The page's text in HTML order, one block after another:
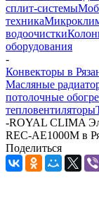
сплит-системы
техника
водоочистки
оборудования
-
Конвекторы в
Масляные
потолочные
тепловентиляторы
-ROYAL CLIMA
REC-AE1000M в
Поделиться